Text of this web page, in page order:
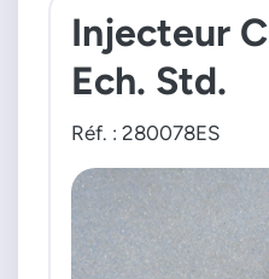
Injecteur
Ech. Std.
Réf. : 280078ES